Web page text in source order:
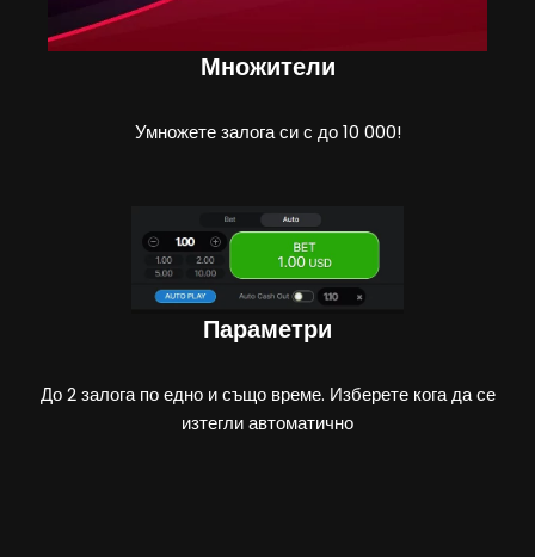
Множители
Умножете залога си с до 10 000!
Параметри
До 2 залога по едно и също време. Изберете кога да се
изтегли автоматично